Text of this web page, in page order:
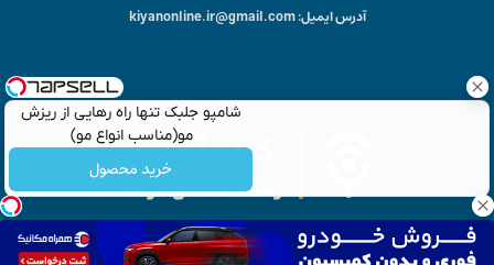
شامپو جلبک تنها راه رهایی از ریزش
مو(مناسب انواع مو)
خرید محصول
آدرس ایمیل: kiyanonline.ir@gmail.com